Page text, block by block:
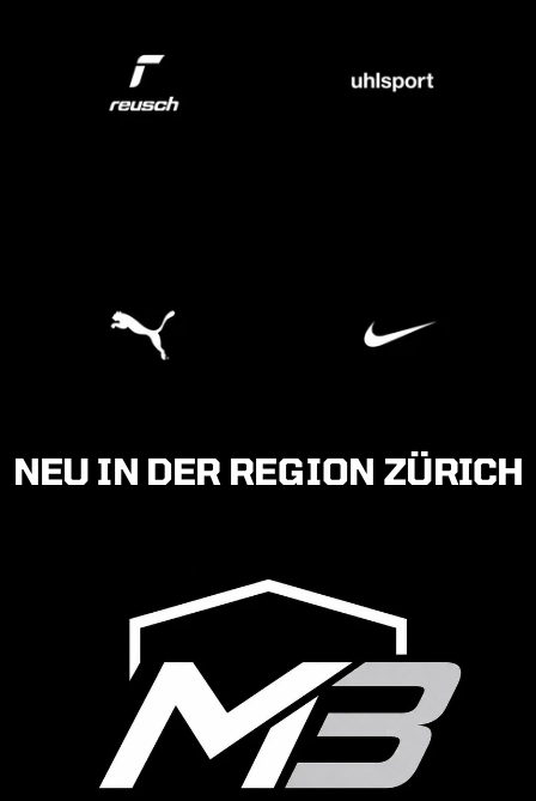
NEU IN DER REGION ZÜRICH